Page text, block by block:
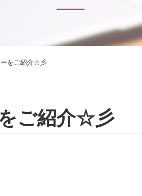
ーをご紹介☆彡
ご紹介☆彡